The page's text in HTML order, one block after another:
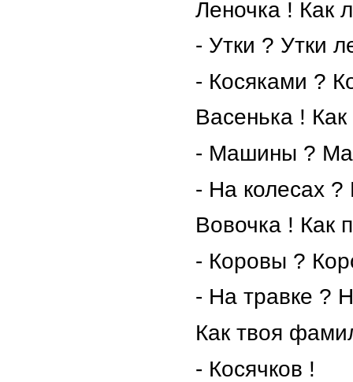
Леночка ! Как
- Утки ? Утки
- Косяками ?
Васенька !
- Машины ?
- На колесах ?
Вовочка ! Как
- Коровы ?
- На травке ?
Как твоя
- Косячков !